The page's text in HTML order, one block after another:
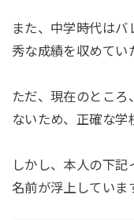
また、中学時代は
秀な成績を収めてい
ただ、現在のところ
ないため、正確な学
しかし、本人の下
名前が浮上していま